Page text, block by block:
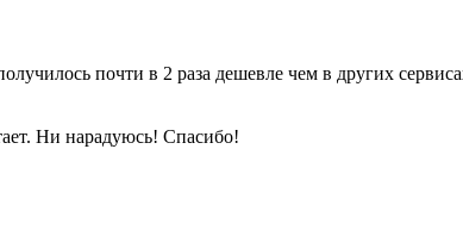
почти в 2 раза дешевле чем в других
Ни нарадуюсь! Спасибо!